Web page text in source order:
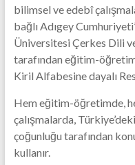
bilimsel ve edebî
bağlı Adıgey
Üniversitesi Çerkes Dili
tarafından eğitim-
Kiril Alfabesine dayalı
Hem eğitim-öğretimde,
çalışmalarda,
çoğunluğu tarafından
kullanır.